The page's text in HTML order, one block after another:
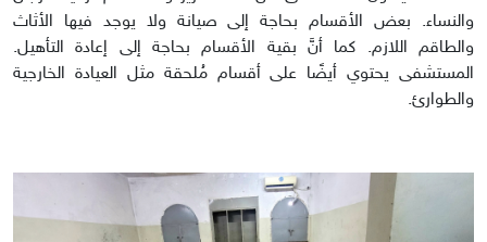
والنساء. بعض الأقسام بحاجة إلى صيانة ولا يوجد فيها الأثاث
والطاقم اللازم. كما أنَّ بقية الأقسام بحاجة إلى إعادة التأهيل.
المستشفى يحتوي أيضًا على أقسام مُلحقة مثل العيادة الخارجية
والطوارئ.